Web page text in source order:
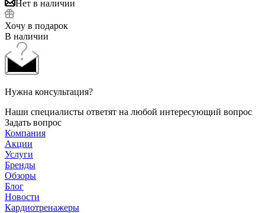
Нет в наличии
Хочу в подарок
В наличии
Нужна консультация?
Наши специалисты ответят на любой интересующий вопрос
Задать вопрос
Компания
Акции
Услуги
Бренды
Обзоры
Блог
Новости
Кардиотренажеры